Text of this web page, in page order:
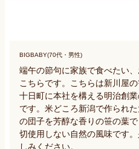
BIGBABY(70代・男性)
端午の節句に家族で食べたい
こちらです。こちらは新川屋
十日町に本社を構える明治創
です。米どころ新潟で作られ
の団子を芳醇な香りの笹の葉
切使用しない自然の風味です
しみください。